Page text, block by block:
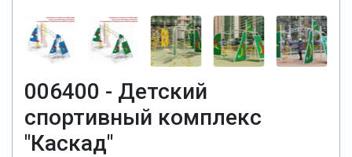
006400 - Детский
спортивный комплекс
"Каскад"